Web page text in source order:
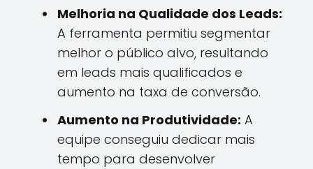
Melhoria na Qualidade dos Leads:
A ferramenta permitiu segmentar
melhor o público alvo, resultando
em leads mais qualificados e
aumento na taxa de conversão.
Aumento na Produtividade: A
equipe conseguiu dedicar mais
tempo para desenvolver